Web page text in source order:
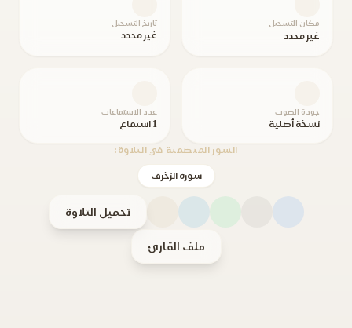
مكان التسجيل
غير محدد
تاريخ التسجيل
غير محدد
جودة الصوت
نسخة أصلية
عدد الاستماعات
1 استماع
السور المتضمنة في التلاوة:
سورة الزخرف
تحميل التلاوة
ملف القارئ